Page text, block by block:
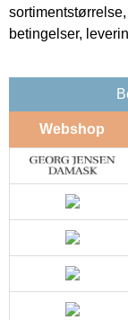
betingelser,
Webshop